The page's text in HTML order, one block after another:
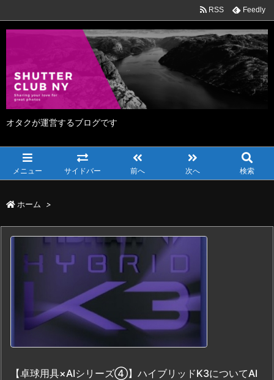
オタクが運営するブログです
メニュー サイドバー 前へ 次へ 検索
RSS Feedly
ホーム >
【卓球用具×AIシリーズ④】ハイブリッドK3についてAI